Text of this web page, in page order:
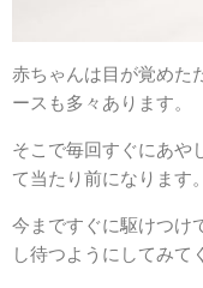
赤ちゃんは目が覚めた
ースも多々あります。
そこで毎回すぐにあや
て当たり前になります。
今まですぐに駆けつけ
し待つようにしてみて